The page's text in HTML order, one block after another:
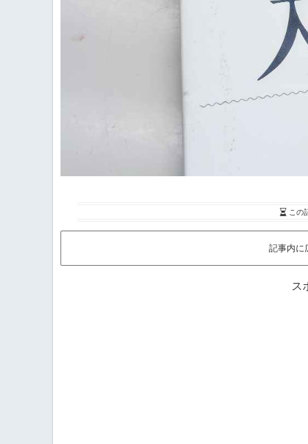
この
記事内に
ス